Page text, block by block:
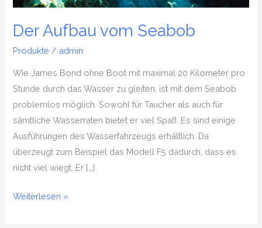
Der Aufbau vom Seabob
Produkte / admin
Wie James Bond ohne Boot mit maximal 20 Kilometer pro
Stunde durch das Wasser zu gleiten, ist mit dem Seabob
problemlos möglich. Sowohl für Taucher als auch für
sämtliche Wasserraten bietet er viel Spaß. Es sind einige
Ausführungen des Wasserfahrzeugs erhältlich. Da
überzeugt zum Beispiel das Modell F5 dadurch, dass es
nicht viel wiegt. Er […]
Weiterlesen »